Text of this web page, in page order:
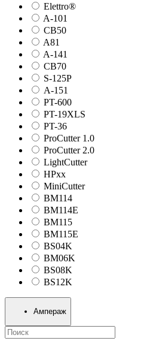
Elettro®
A-101
СВ50
A81
A-141
СВ70
S-125P
А-151
PT-600
PT-19XLS
PT-36
ProCutter 1.0
ProCutter 2.0
LightCutter
HPxx
MiniCutter
BM114
BM114E
BM115
BM115E
BS04K
BM06K
BS08K
BS12K
Ампераж